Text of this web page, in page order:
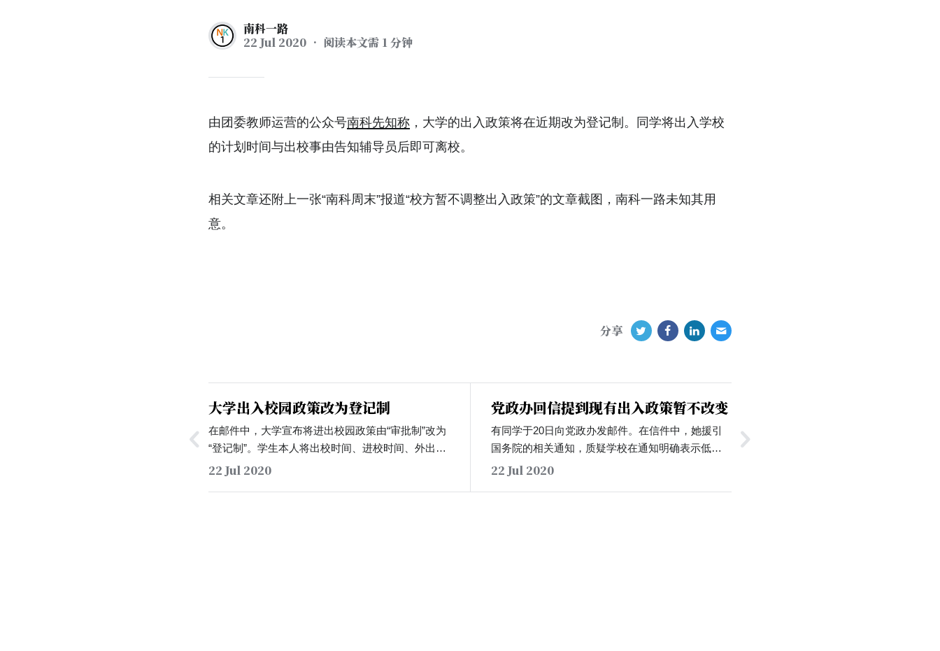
南科一路
22 Jul 2020 • 阅读本文需 1 分钟
由团委教师运营的公众号南科先知称 ，大学的出入政策将在近期改为登记制。同学将出入学校
的计划时间与出校事由告知辅导员后即可离校。
相关文章还附上一张“南科周末”报道“校方暂不调整出入政策”的文章截图，南科一路未知其用
意。
分享
大学出入校园政策改为登记制
在邮件中，大学宣布将进出校园政策由“审批制”改为
“登记制”。学生本人将出校时间、进校时间、外出行
程安排等信息报备辅导员登记后，可直接出入校
22 Jul 2020
党政办回信提到现有出入政策暂不改变
有同学于20日向党政办发邮件。在信件中，她援引
国务院的相关通知，质疑学校在通知明确表示低风
险地区人员在持健康码绿码，做好个人防护后方可
22 Jul 2020